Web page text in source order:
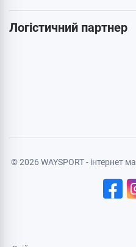
Карта сайту
Договір публічної оферти
Логістичний партнер